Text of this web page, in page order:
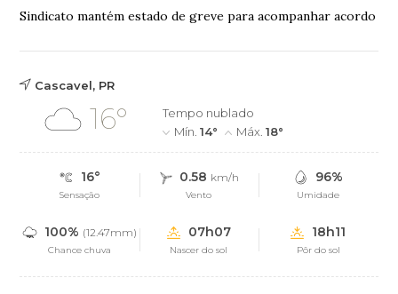
Sindicato mantém estado de greve para acompanhar acordo
Cascavel, PR
16°
Tempo nublado
Mín.14° Máx.18°
16°
Sensação
0.58 km/h
Vento
96%
Umidade
100% (12.47mm)
Chance chuva
07h07
Nascer do sol
18h11
Pôr do sol